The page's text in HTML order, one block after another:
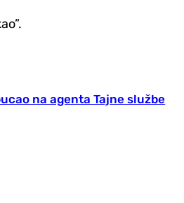
na agenta Tajne službe